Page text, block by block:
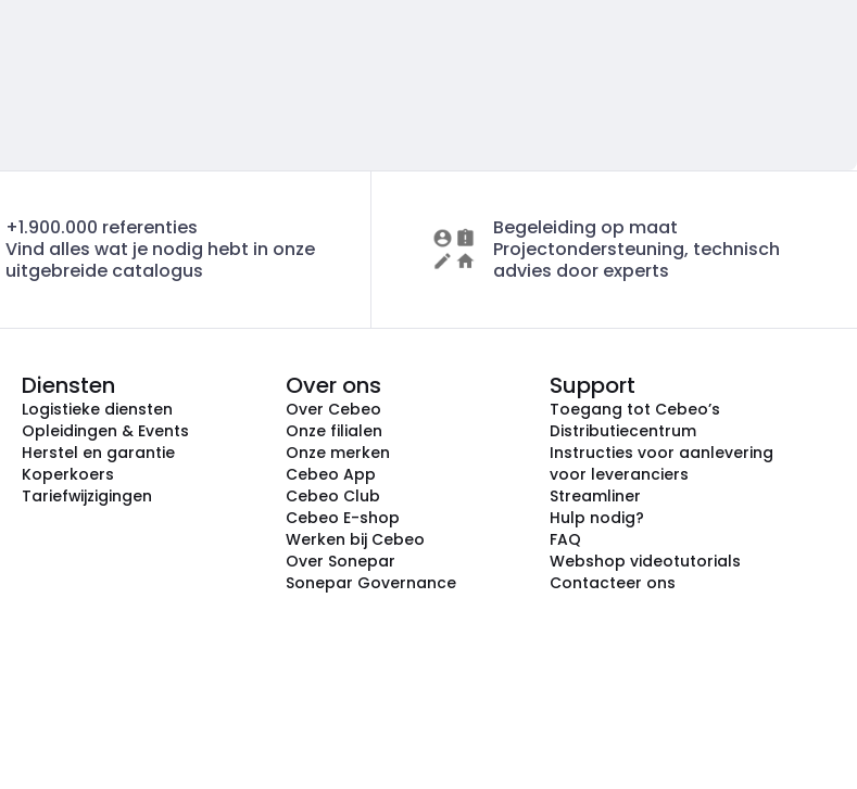
+1.900.000 referenties
Vind alles wat je nodig hebt in onze
uitgebreide catalogus
Begeleiding op maat
Projectondersteuning, technisch
advies door experts
Diensten
Logistieke diensten
Opleidingen & Events
Herstel en garantie
Koperkoers
Tariefwijzigingen
Over ons
Over Cebeo
Onze filialen
Onze merken
Cebeo App
Cebeo Club
Cebeo E-shop
Werken bij Cebeo
Over Sonepar
Sonepar Governance
Support
Toegang tot Cebeo’s
Distributiecentrum
Instructies voor aanlevering
voor leveranciers
Streamliner
Hulp nodig?
FAQ
Webshop videotutorials
Contacteer ons